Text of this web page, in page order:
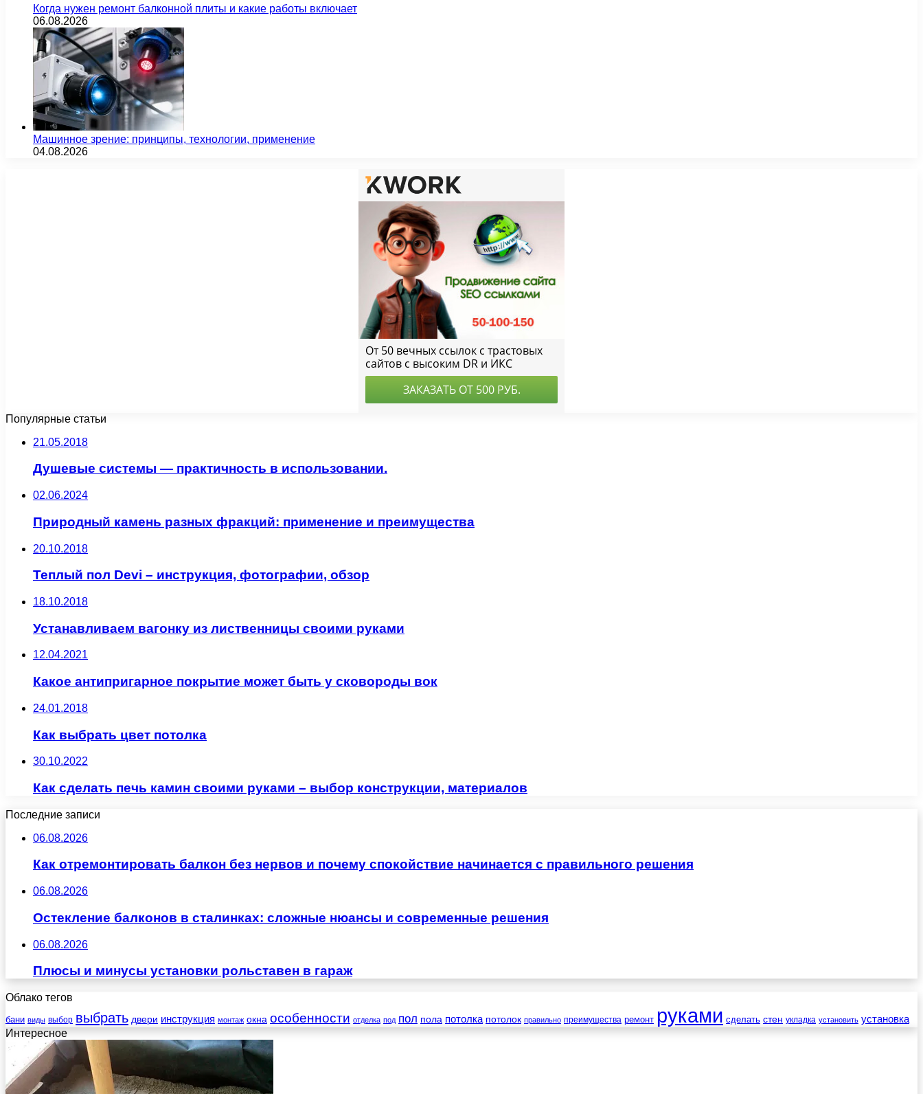
Когда нужен ремонт балконной плиты и какие работы включает
06.08.2026
Машинное зрение: принципы, технологии, применение
04.08.2026
Популярные статьи
21.05.2018
Душевые системы — практичность в использовании.
02.06.2024
Природный камень разных фракций: применение и преимущества
20.10.2018
Теплый пол Devi – инструкция, фотографии, обзор
18.10.2018
Устанавливаем вагонку из лиственницы своими руками
12.04.2021
Какое антипригарное покрытие может быть у сковороды вок
24.01.2018
Как выбрать цвет потолка
30.10.2022
Как сделать печь камин своими руками – выбор конструкции, материалов
Последние записи
06.08.2026
Как отремонтировать балкон без нервов и почему спокойствие начинается с правильного решения
06.08.2026
Остекление балконов в сталинках: сложные нюансы и современные решения
06.08.2026
Плюсы и минусы установки рольставен в гараж
Облако тегов
бани виды выбор выбрать двери инструкция монтаж окна особенности отделка под пол пола потолка потолок правильно преимущества ремонт руками сделать стен укладка установить установка
Интересное